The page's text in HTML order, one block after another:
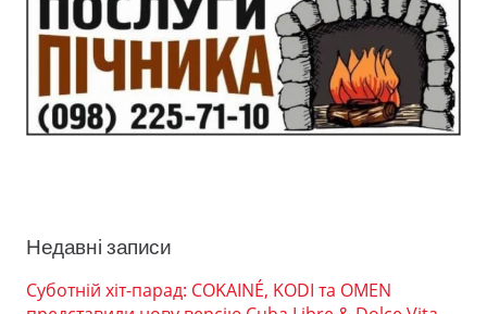
Недавні записи
Суботній хіт-парад: COKAINÉ, KODI та OMEN